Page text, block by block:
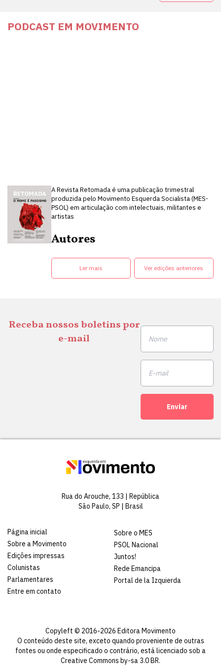
PODCAST EM MOVIMENTO
A Revista Retomada é uma publicação trimestral
produzida pelo Movimento Esquerda Socialista (MES-
PSOL) em articulação com intelectuais, militantes e
artistas
Autores
Ler mais Ver edições anteriores
Receba nossos boletins por
e-mail
Enviar
Rua do Arouche, 133 | República
São Paulo, SP | Brasil
Página inicial
Sobre a Movimento
Edições impressas
Colunistas
Parlamentares
Entre em contato
Sobre o MES
PSOL Nacional
Juntos!
Rede Emancipa
Portal de la Izquierda
Copyleft © 2016-2026 Editora Movimento
O conteúdo deste site, exceto quando proveniente de outras
fontes ou onde especificado o contrário, está licenciado sob a
Creative Commons by-sa 3.0 BR.